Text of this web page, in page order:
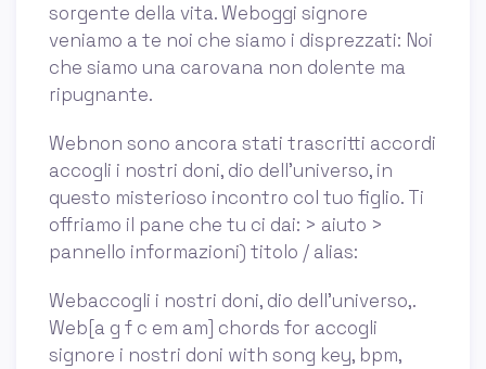
sorgente della vita. Weboggi signore
veniamo a te noi che siamo i disprezzati: Noi
che siamo una carovana non dolente ma
ripugnante.
Webnon sono ancora stati trascritti accordi
accogli i nostri doni, dio dell’universo, in
questo misterioso incontro col tuo figlio. Ti
offriamo il pane che tu ci dai: > aiuto >
pannello informazioni) titolo / alias:
Webaccogli i nostri doni, dio dell'universo,.
Web[a g f c em am] chords for accogli
signore i nostri doni with song key, bpm,